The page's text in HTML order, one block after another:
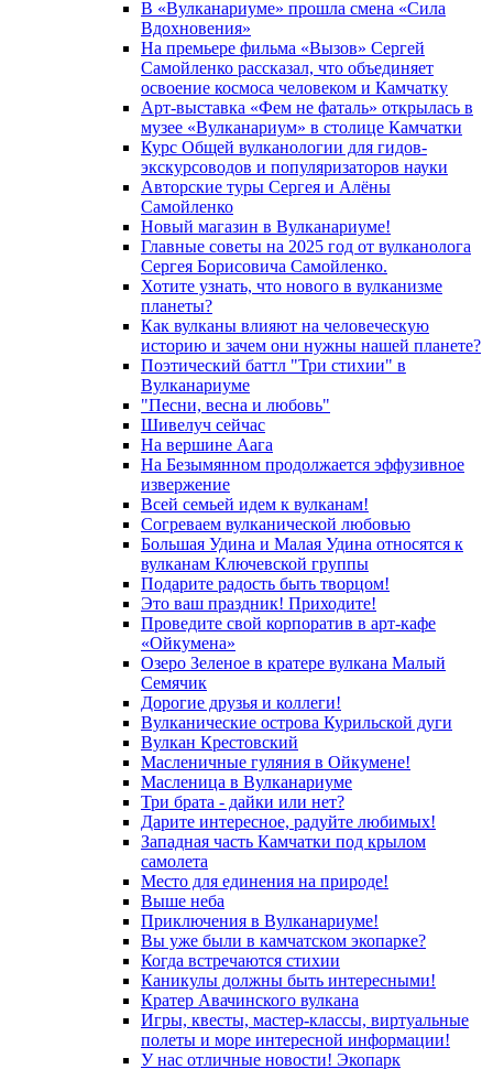
В «Вулканариуме» прошла смена «Сила
Вдохновения»
На премьере фильма «Вызов» Сергей
Самойленко рассказал, что объединяет
освоение космоса человеком и Камчатку
Арт-выставка «Фем не фаталь» открылась в
музее «Вулканариум» в столице Камчатки
Курс Общей вулканологии для гидов-
экскурсоводов и популяризаторов науки
Авторские туры Сергея и Алёны
Самойленко
Новый магазин в Вулканариуме!
Главные советы на 2025 год от вулканолога
Сергея Борисовича Самойленко.
Хотите узнать, что нового в вулканизме
планеты?
Как вулканы влияют на человеческую
историю и зачем они нужны нашей планете?
Поэтический баттл "Три стихии" в
Вулканариуме
"Песни, весна и любовь"
Шивелуч сейчас
На вершине Аага
На Безымянном продолжается эффузивное
извержение
Всей семьей идем к вулканам!
Согреваем вулканической любовью
Большая Удина и Малая Удина относятся к
вулканам Ключевской группы
Подарите радость быть творцом!
Это ваш праздник! Приходите!
Проведите свой корпоратив в арт-кафе
«Ойкумена»
Озеро Зеленое в кратере вулкана Малый
Семячик
Дорогие друзья и коллеги!
Вулканические острова Курильской дуги
Вулкан Крестовский
Масленичные гуляния в Ойкумене!
Масленица в Вулканариуме
Три брата - дайки или нет?
Дарите интересное, радуйте любимых!
Западная часть Камчатки под крылом
самолета
Место для единения на природе!
Выше неба
Приключения в Вулканариуме!
Вы уже были в камчатском экопарке?
Когда встречаются стихии
Каникулы должны быть интересными!
Кратер Авачинского вулкана
Игры, квесты, мастер-классы, виртуальные
полеты и море интересной информации!
У нас отличные новости! Экопарк